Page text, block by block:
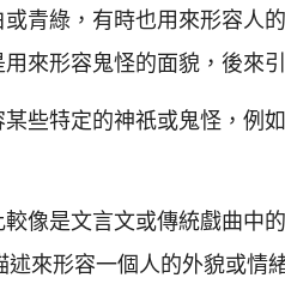
青綠，有時也用來形容人
來形容鬼怪的面貌，後來
些特定的神祇或鬼怪，例
像是文言文或傳統戲曲中
來形容一個人的外貌或情